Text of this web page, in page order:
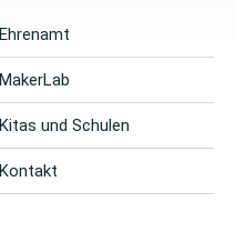
Ehrenamt
MakerLab
Kitas und Schulen
Kontakt